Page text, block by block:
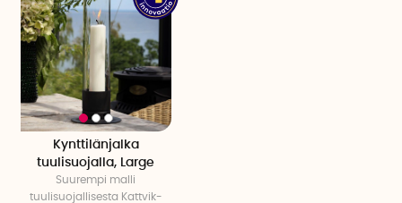
Kynttilänjalka
tuulisuojalla, Large
Suurempi malli
tuulisuojallisesta Kattvik-